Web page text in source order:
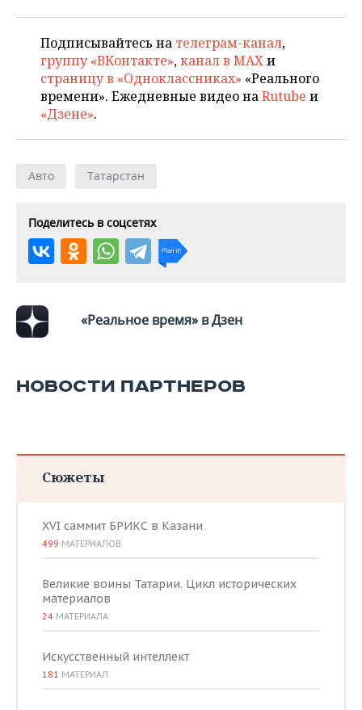
Подписывайтесь на телеграм-канал,
группу «ВКонтакте»,канал в MAXи
страницу в «Одноклассниках» «Реального
времени». Ежедневные видео наRutube и
«Дзене».
Авто Татарстан
Поделитесь в соцсетях
«Реальное время» в Дзен
НОВОСТИ ПАРТНЕРОВ
Сюжеты
XVI саммит БРИКС в Казани
499 МАТЕРИАЛОВ
Великие воины Татарии. Цикл исторических
материалов
24 МАТЕРИАЛА
Искусственный интеллект
181 МАТЕРИАЛ